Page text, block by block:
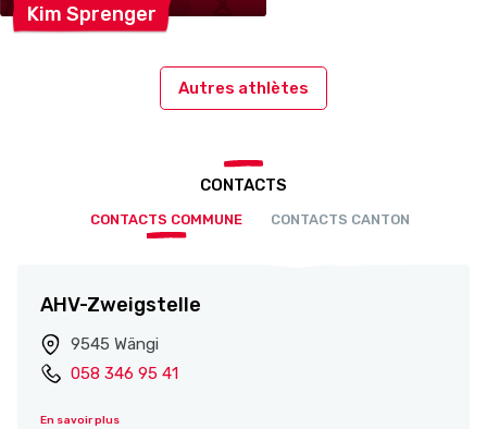
Kim Sprenger
Autres athlètes
CONTACTS
CONTACTS COMMUNE CONTACTS CANTON
AHV-Zweigstelle
9545 Wängi
058 346 95 41
En savoir plus